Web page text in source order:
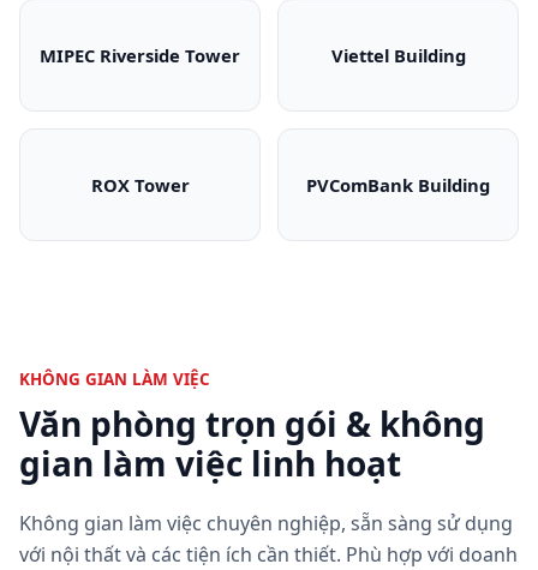
MIPEC Riverside Tower
MIPEC Riverside Tower
Viettel Building
Viettel Building
ROX Tower
ROX Tower
PVComBank Building
PVComBank
KHÔNG GIAN LÀM VIỆC
Văn phòng trọn gói & không
gian làm việc linh hoạt
Không gian làm việc chuyên nghiệp, sẵn sàng sử dụng
với nội thất và các tiện ích cần thiết. Phù hợp với doanh